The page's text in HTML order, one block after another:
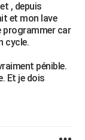
, depuis
et mon lave
programmer car
cycle.
pénible.
Et je dois